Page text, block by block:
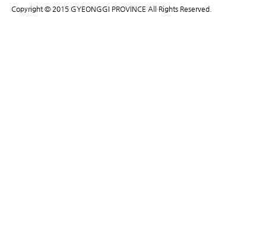
Copyright © 2015 GYEONGGI PROVINCE All Rights Reserved.